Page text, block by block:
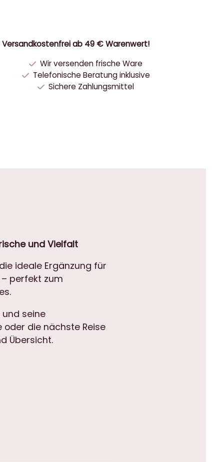
Versandkostenfrei ab 49 € Warenwert!
Wir versenden frische Ware
Telefonische Beratung inklusive
Sichere Zahlungsmittel
und Vielfalt
ideale Ergänzung für
perfekt zum
seine
die nächste Reise
Übersicht.